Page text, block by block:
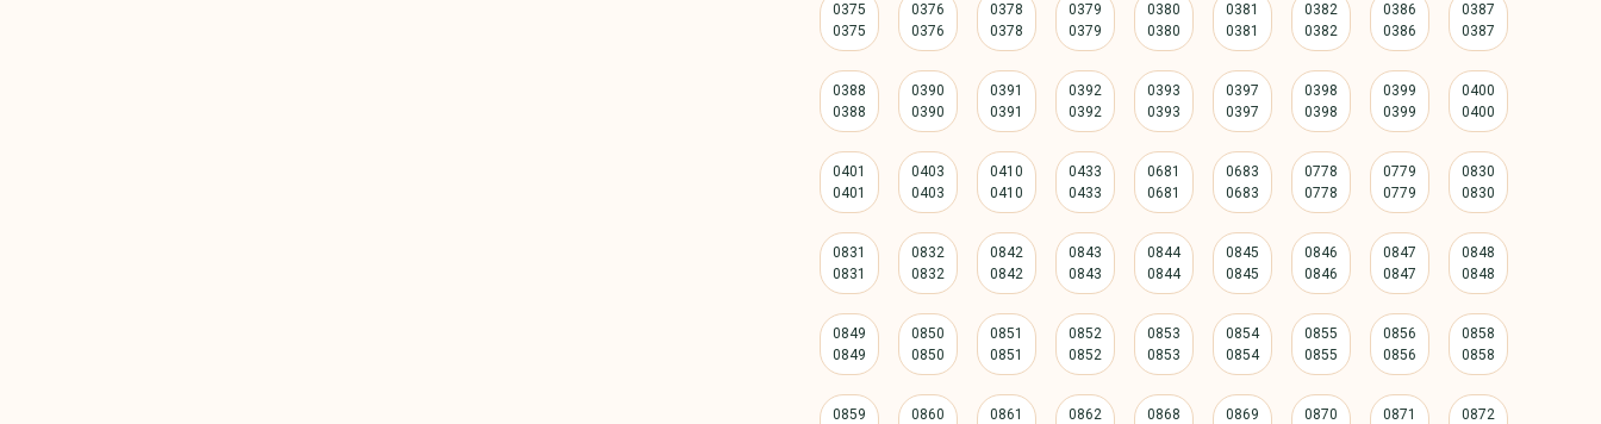
0375 0376 0378 0379 0380 0381 0382 0386 0387
0388 0390 0391 0392 0393 0397 0398 0399 0400
0401 0403 0410 0433 0681 0683 0778 0779 0830
0831 0832 0842 0843 0844 0845 0846 0847 0848
0849 0850 0851 0852 0853 0854 0855 0856 0858
0859 0860 0861 0862 0868 0869 0870 0871 0872